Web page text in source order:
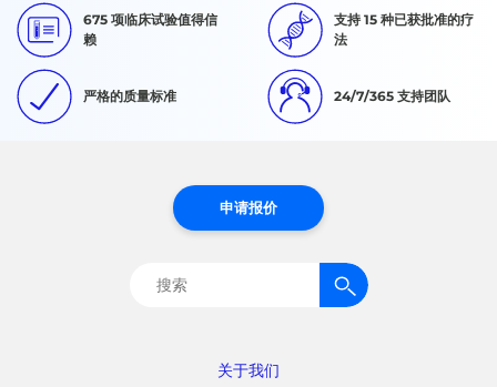
675 项临床试验值得信
赖
支持 15 种已获批准的疗
法
严格的质量标准 24/7/365 支持团队
关于我们
申请报价
搜